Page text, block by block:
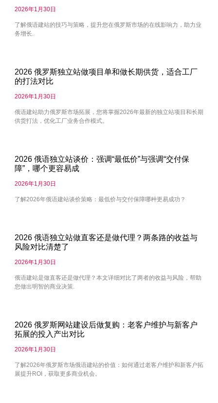
2026年1月30日
了解俄语建站的技巧与策略，提升您在俄罗斯市场的在线影响力，助力业
务增长.
2026 俄罗斯独立站做项目单和做长期供货，适合工厂
的打法对比
2026年1月30日
俄语建站助力俄罗斯市场拓展，您将掌握2026年最新的独立站项目和长期
供货打法，优化工厂业务合作模式。
2026 俄语独立站谈价：强调“最低价”与强调“交付保
障”，哪个更容易成
2026年1月30日
了解2026年俄语建站谈价策略：最低价与交付保障哪种更易成功？
2026 俄语独立站做直客还是做代理？两条路的收益与
风险对比清楚了
2026年1月30日
俄语建站是做直客还是做代理？本文详细对比了两者的收益与风险，帮助
您做出明智的商业决策.
2026 俄罗斯网站建设后做复购：老客户维护与新客户
拓展的投入产出对比
2026年1月30日
了解2026年俄罗斯市场俄语建站的价值：如何通过老客户维护和新客户拓
展提升ROI，获取更多商业机会。